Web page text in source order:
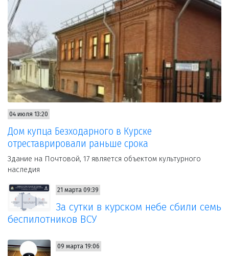
04 июля 13:20
Дом купца Безходарного в Курске
отреставрировали раньше срока
Здание на Почтовой, 17 является объектом культурного
наследия
21 марта 09:39
За сутки в курском небе сбили семь
беспилотников ВСУ
09 марта 19:06